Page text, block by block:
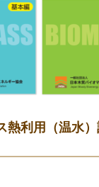
熱利用（温水